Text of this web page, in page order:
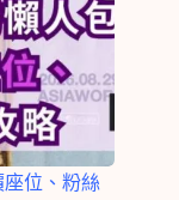
座位、粉絲